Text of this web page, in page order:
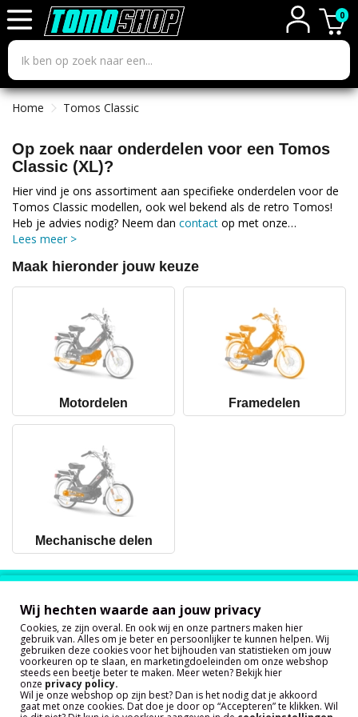
0
Home Tomos Classic
Op zoek naar onderdelen voor een Tomos
Classic (XL)?
Hier vind je ons assortiment aan specifieke onderdelen voor de
Tomos Classic modellen, ook wel bekend als de retro Tomos!
Heb je advies nodig? Neem dan contact op met onze
klantenservice.
Lees meer >
Maak hieronder jouw keuze
Motordelen Framedelen
Mechanische delen
over onze service!
Wij hechten waarde aan jouw privacy
Cookies, ze zijn overal. En ook wij en onze partners maken hier
gebruik van. Alles om je beter en persoonlijker te kunnen helpen. Wij
gebruiken deze cookies voor het bijhouden van statistieken om jouw
voorkeuren op te slaan, en marketingdoeleinden om onze webshop
steeds een beetje beter te maken. Meer weten? Bekijk hier
onze privacy policy.
Wil je onze webshop op zijn best? Dan is het nodig dat je akkoord
gaat met onze cookies. Dat doe je door op “Accepteren” te klikken. Wil